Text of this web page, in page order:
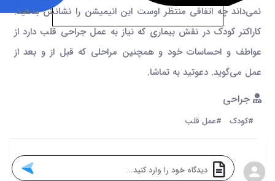
نمی‌داند چه اتفاقی منتظر اوست این انیمیشن را نشانش بدهید.
کاراکتر کودک در نقش بیماری که نیاز به عمل جراحی قلب دارد از
عواطف و احساسات خود و همچنین مراحلی که قبل از و بعد از
عمل می‌گوید. دعوتید به تماشا.
جراحی
#کودک #عمل قلب